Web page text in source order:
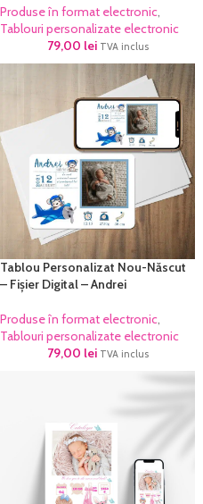
Produse în format electronic,
Tablouri personalizate electronic
79,00 lei TVA inclus
Tablou Personalizat Nou-Născut
– Fișier Digital – Andrei
Produse în format electronic,
Tablouri personalizate electronic
79,00 lei TVA inclus